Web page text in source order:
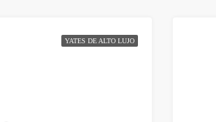
YATES DE ALTO LUJO